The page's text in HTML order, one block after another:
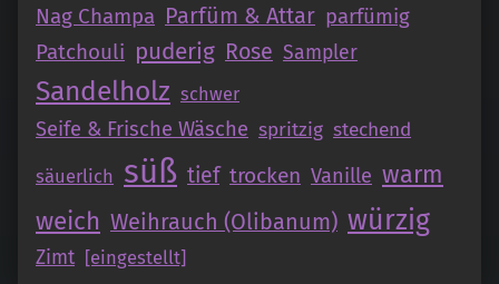
Nag Champa Parfüm & Attar parfümig
Patchouli puderig Rose Sampler
Sandelholz schwer
Seife & Frische Wäsche spritzig stechend
säuerlich süß tief trocken Vanille warm
weich Weihrauch (Olibanum) würzig
Zimt [eingestellt]